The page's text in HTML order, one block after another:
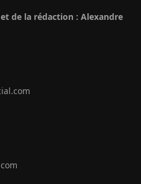
de la rédaction : Alexandre